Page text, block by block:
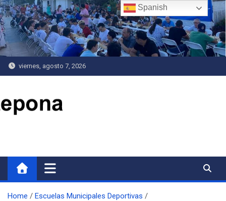
Saltar
al
contenido
viernes, agosto 7, 2026
Home
Escuelas Municipales Deportivas
Spanish